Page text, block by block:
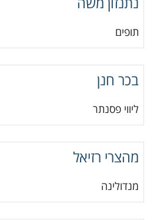
תופים
בכר חנן
ליווי פסנתר
מהצרי רזיאל
מנדולינה